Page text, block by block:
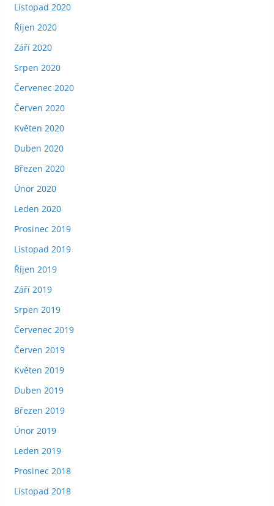
Listopad 2020
Říjen 2020
Září 2020
Srpen 2020
Červenec 2020
Červen 2020
Květen 2020
Duben 2020
Březen 2020
Únor 2020
Leden 2020
Prosinec 2019
Listopad 2019
Říjen 2019
Září 2019
Srpen 2019
Červenec 2019
Červen 2019
Květen 2019
Duben 2019
Březen 2019
Únor 2019
Leden 2019
Prosinec 2018
Listopad 2018